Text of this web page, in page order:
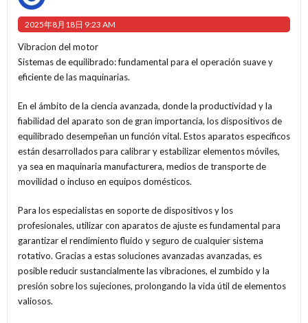
2025年8月18日 9:23 AM
Vibracion del motor
Sistemas de equilibrado: fundamental para el operación suave y
eficiente de las maquinarias.
En el ámbito de la ciencia avanzada, donde la productividad y la
fiabilidad del aparato son de gran importancia, los dispositivos de
equilibrado desempeñan un función vital. Estos aparatos específicos
están desarrollados para calibrar y estabilizar elementos móviles,
ya sea en maquinaria manufacturera, medios de transporte de
movilidad o incluso en equipos domésticos.
Para los especialistas en soporte de dispositivos y los
profesionales, utilizar con aparatos de ajuste es fundamental para
garantizar el rendimiento fluido y seguro de cualquier sistema
rotativo. Gracias a estas soluciones avanzadas avanzadas, es
posible reducir sustancialmente las vibraciones, el zumbido y la
presión sobre los sujeciones, prolongando la vida útil de elementos
valiosos.